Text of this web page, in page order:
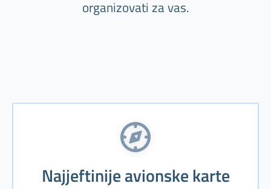
organizovati za vas.
Najjeftinije avionske karte